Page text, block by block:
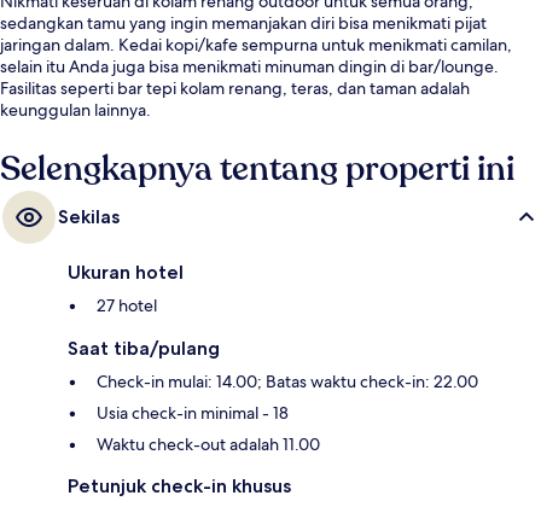
sedangkan tamu yang ingin memanjakan diri bisa menikmati pijat
jaringan dalam. Kedai kopi/kafe sempurna untuk menikmati camilan,
selain itu Anda juga bisa menikmati minuman dingin di bar/lounge.
Fasilitas seperti bar tepi kolam renang, teras, dan taman adalah
keunggulan lainnya.
Selengkapnya tentang properti ini
Sekilas
Ukuran hotel
27 hotel
Saat tiba/pulang
Check-in mulai: 14.00; Batas waktu check-in: 22.00
Usia check-in minimal - 18
Waktu check-out adalah 11.00
Petunjuk check-in khusus